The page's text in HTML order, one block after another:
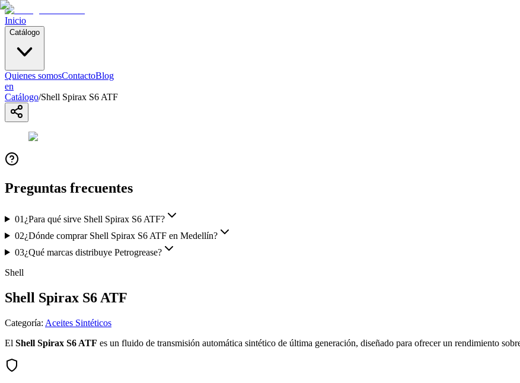
Inicio
Catálogo
Quienes somosContactoBlog
en
Catálogo/Shell Spirax S6 ATF
Preguntas frecuentes
01 ¿Para qué sirve Shell Spirax S6 ATF?
02¿Dónde comprar Shell Spirax S6 ATF en Medellín?
03¿Qué marcas distribuye Petrogrease?
Shell
Shell Spirax S6 ATF
Categoría: Aceites Sintéticos
El Shell Spirax S6 ATF es un fluido de transmisión automática sintético de última generación, diseñado para ofrecer un rendimiento